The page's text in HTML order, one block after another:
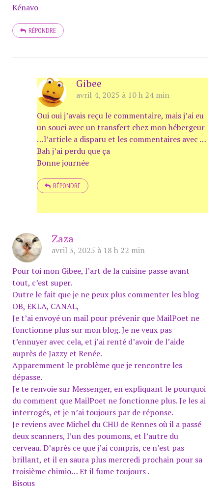
Kénavo
RÉPONDRE
Gibee
avril 4, 2025 à 10 h 24 min
Oui oui j’avais reçu le commentaire, mais j’ai eu
un souci avec un transfert chez mon hébergeur
…l’article a disparu et les commentaires avec …
Bah j’ai perdu que ça
Bonne journée
RÉPONDRE
Zaza
avril 3, 2025 à 18 h 22 min
Pour toi mon Gibee, l’art de la cuisine passe avant
tout, c’est super.
Outre le fait que je ne peux plus commenter les blog
OB, EKLA, CANAL,
Je t’ai envoyé un mail pour prévenir que MailPoet ne
fonctionne plus sur mon blog. Je ne veux pas
t’ennuyer avec cela, et j’ai renté d’avoir de l’aide
auprès de Jazzy et Renée.
Apparemment le problème que je rencontre les
dépasse.
Je te renvoie sur Messenger, en expliquant le pourquoi
du comment que MailPoet ne fonctionne plus. Je les ai
interrogés, et je n’ai toujours par de réponse.
Je reviens avec Michel du CHU de Rennes où il a passé
deux scanners, l’un des poumons, et l’autre du
cerveau. D’après ce que j’ai compris, ce n’est pas
brillant, et il en saura plus mercredi prochain pour sa
troisième chimio… Et il fume toujours .
Bisous